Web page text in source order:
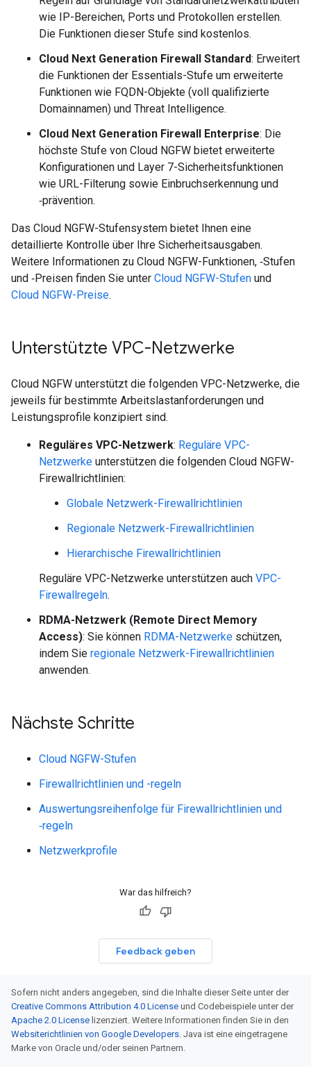
wie IP-Bereichen, Ports und Protokollen erstellen.
Die Funktionen dieser Stufe sind kostenlos.
Cloud Next Generation Firewall Standard: Erweitert
die Funktionen der Essentials-Stufe um erweiterte
Funktionen wie FQDN-Objekte (voll qualifizierte
Domainnamen) und Threat Intelligence.
Cloud Next Generation Firewall Enterprise: Die
höchste Stufe von Cloud NGFW bietet erweiterte
Konfigurationen und Layer 7-Sicherheitsfunktionen
wie URL-Filterung sowie Einbruchserkennung und
‑prävention.
Das Cloud NGFW-Stufensystem bietet Ihnen eine
detaillierte Kontrolle über Ihre Sicherheitsausgaben.
Weitere Informationen zu Cloud NGFW-Funktionen, ‑Stufen
und ‑Preisen finden Sie unter Cloud NGFW-Stufen und
Cloud NGFW-Preise.
Unterstützte VPC-Netzwerke
Cloud NGFW unterstützt die folgenden VPC-Netzwerke, die
jeweils für bestimmte Arbeitslastanforderungen und
Leistungsprofile konzipiert sind.
Reguläres VPC-Netzwerk: Reguläre VPC-
Netzwerke unterstützen die folgenden Cloud NGFW-
Firewallrichtlinien:
Globale Netzwerk-Firewallrichtlinien
Regionale Netzwerk-Firewallrichtlinien
Hierarchische Firewallrichtlinien
Reguläre VPC-Netzwerke unterstützen auch VPC-
Firewallregeln.
RDMA-Netzwerk (Remote Direct Memory
Access): Sie können RDMA-Netzwerke schützen,
indem Sie regionale Netzwerk-Firewallrichtlinien
anwenden.
Nächste Schritte
Cloud NGFW-Stufen
Firewallrichtlinien und -regeln
Auswertungsreihenfolge für Firewallrichtlinien und
‑regeln
Netzwerkprofile
War das hilfreich?
Feedback geben
Sofern nicht anders angegeben, sind die Inhalte dieser Seite unter der
Creative Commons Attribution 4.0 License und Codebeispiele unter der
Apache 2.0 License lizenziert. Weitere Informationen finden Sie in den
Websiterichtlinien von Google Developers. Java ist eine eingetragene
Marke von Oracle und/oder seinen Partnern.